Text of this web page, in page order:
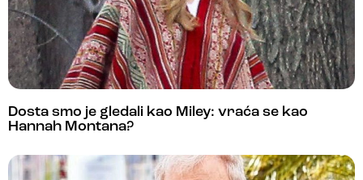
Dosta smo je gledali kao Miley: vraća se kao
Hannah Montana?